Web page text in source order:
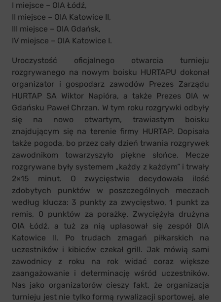
I miejsce – OIA Łódź,
II miejsce – OIA Katowice II,
III miejsce – OIA Gdańsk,
IV miejsce – OIA Katowice I.
Uroczystość oficjalnego otwarcia turnieju
rozgrywanego na nowym boisku HURTAPU dokonał
organizator i gospodarz zawodów Prezes Zarządu
HURTAP SA Wiktor Napióra, a także Prezes OIA w
Gdańsku Paweł Chrzan. W tym roku rozgrywki odbyły
się na nowo otwartym, trawiastym boisku
znajdującym się na terenie firmy HURTAP. Dopisała
także pogoda, bo przez cały dzień trwania rozgrywek
zawodnikom towarzyszyło piękne słońce. Mecze
rozgrywane były systemem „każdy z każdym” i trwały
2×15 minut. O zwycięstwie decydowała ilość
zdobytych punktów w poszczególnych meczach
według klucza: 3 punkty za zwycięstwo, 1 punkt za
remis, 0 punktów za porażkę. Zwyciężyła drużyna
OIA Łódź, a tuż za nią uplasował się zespół OIA
Katowice II. Po trudach zmagań piłkarskich na
uczestników i kibiców czekał grill. Jak mówią sami
zawodnicy z roku na rok widać coraz większe
zaangażowanie i determinację wśród uczestników.
Nas jako organizatorów cieszy fakt, że organizacja
turnieju jest nie tylko formą rywalizacji sportowej, ale